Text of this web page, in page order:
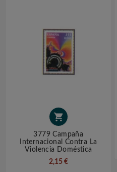

3779 Campaña
Internacional Contra La
Violencia Doméstica
2,15 €